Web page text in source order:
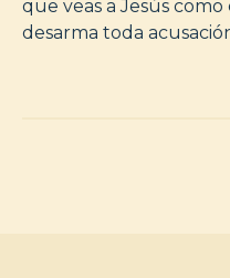
que veas a Jesús
desarma toda